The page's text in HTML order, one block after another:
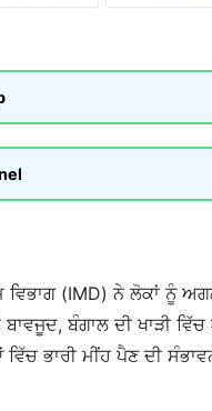
ਵਿਭਾਗ (IMD) ਨੇ ਲੋਕਾਂ ਨੂੰ
ਬੰਗਾਲ ਦੀ ਖਾੜੀ
ਭਾਰੀ ਮੀਂਹ ਪੈਣ ਦੀ